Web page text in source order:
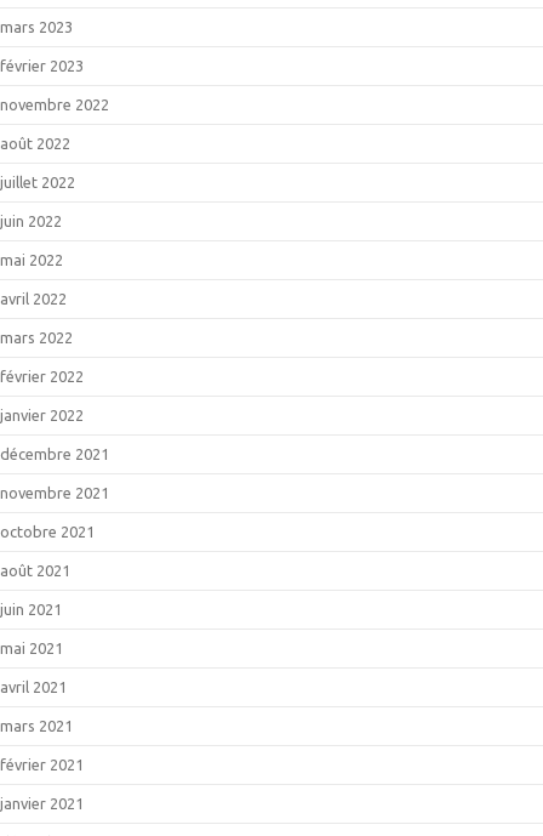
mars 2023
février 2023
novembre 2022
août 2022
juillet 2022
juin 2022
mai 2022
avril 2022
mars 2022
février 2022
janvier 2022
décembre 2021
novembre 2021
octobre 2021
août 2021
juin 2021
mai 2021
avril 2021
mars 2021
février 2021
janvier 2021